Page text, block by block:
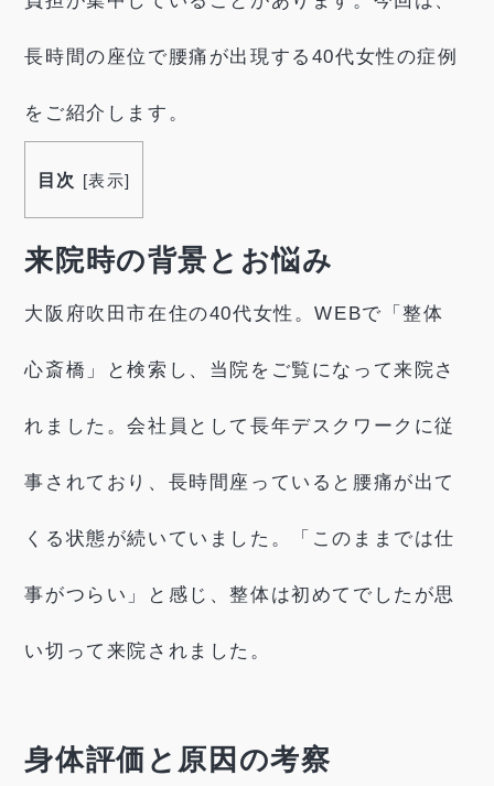
長時間の座位で腰痛が出現する40代女性の症例
をご紹介します。
目次 [表示]
来院時の背景とお悩み
大阪府吹田市在住の40代女性。WEBで「整体
心斎橋」と検索し、当院をご覧になって来院さ
れました。会社員として長年デスクワークに従
事されており、長時間座っていると腰痛が出て
くる状態が続いていました。「このままでは仕
事がつらい」と感じ、整体は初めてでしたが思
い切って来院されました。
身体評価と原因の考察